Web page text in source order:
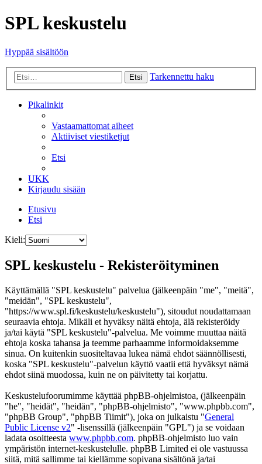
SPL keskustelu
Hyppää sisältöön
Etsi Tarkennettu haku
Pikalinkit
Vastaamattomat aiheet
Aktiiviset viestiketjut
Etsi
UKK
Kirjaudu sisään
Etusivu
Etsi
Kieli:
SPL keskustelu - Rekisteröityminen
Käyttämällä "SPL keskustelu" palvelua (jälkeenpäin "me", "meitä",
"meidän", "SPL keskustelu",
"https://www.spl.fi/keskustelu/keskustelu"), sitoudut noudattamaan
seuraavia ehtoja. Mikäli et hyväksy näitä ehtoja, älä rekisteröidy
ja/tai käytä "SPL keskustelu"-palvelua. Me voimme muuttaa näitä
ehtoja koska tahansa ja teemme parhaamme informoidaksemme
sinua. On kuitenkin suositeltavaa lukea nämä ehdot säännöllisesti,
koska "SPL keskustelu"-palvelun käyttö vaatii että hyväksyt nämä
ehdot siinä muodossa, kuin ne on päivitetty tai korjattu.
Keskustelufoorumimme käyttää phpBB-ohjelmistoa, (jälkeenpäin
"he", "heidät", "heidän", "phpBB-ohjelmisto", "www.phpbb.com",
"phpBB Group", "phpBB Tiimit"), joka on julkaistu "General
Public License v2" -lisenssillä (jälkeenpäin "GPL") ja se voidaan
ladata osoitteesta www.phpbb.com. phpBB-ohjelmisto luo vain
ympäristön internet-keskustelulle. phpBB Limited ei ole vastuussa
siitä, mitä sallimme tai kiellämme sopivana sisältönä ja/tai